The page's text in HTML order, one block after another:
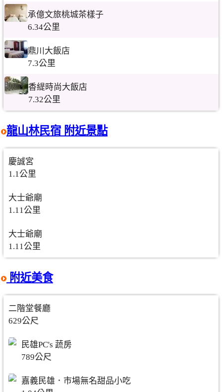
承億文旅桃城茶樣子
6.34公里
鼎川大飯店
7.3公里
香緹時尚大飯店
7.32公里
龍山林民宿 附近景點
慶誠宮
1.1公里
大士爺廟
1.11公里
大士爺廟
1.11公里
附近美食
二階堂餐廳
629公尺
民雄PC's 蔬房
789公尺
嘉義民雄．市場無名甜品小吃